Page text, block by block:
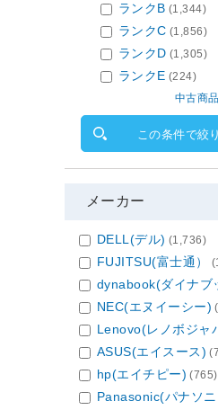
ランクB (1,344)
ランクC (1,856)
ランクD (1,305)
ランクE (224)
中古商
この条件で絞
メーカー
DELL(デル) (1,736)
FUJITSU(富士通）
dynabook(ダイナブ
NEC(エヌイーシー)
Lenovo(レノボジャ
ASUS(エイスース)
hp(エイチピー) (765)
Panasonic(パナソ